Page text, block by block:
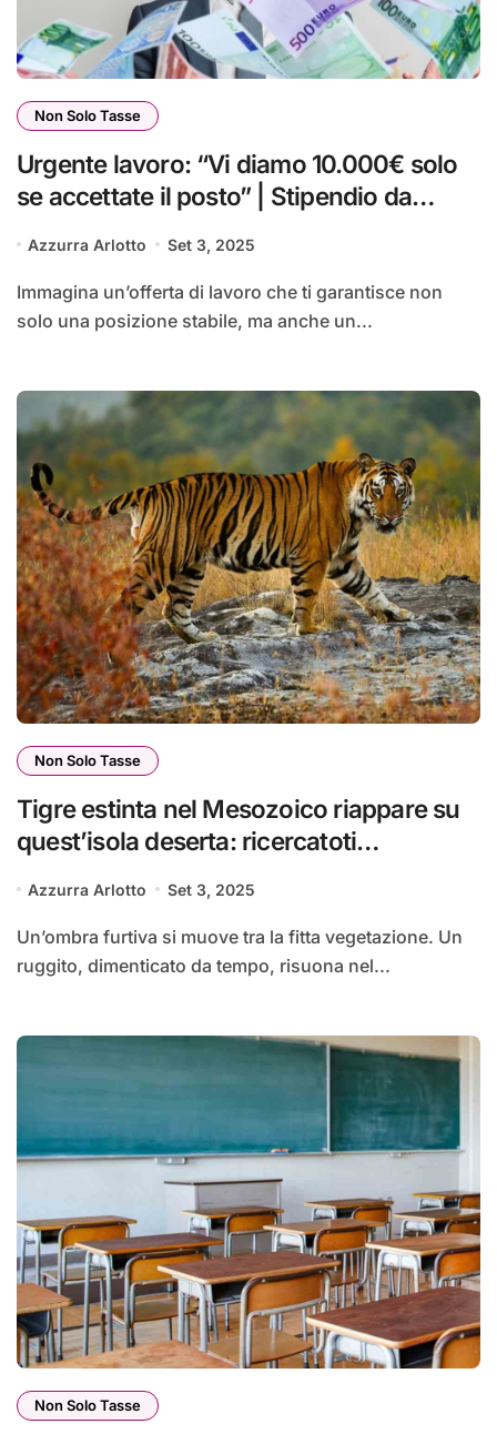
Non Solo Tasse
Urgente lavoro: “Vi diamo 10.000€ solo
se accettate il posto” | Stipendio da
Azzurra Arlotto Set 3, 2025
Immagina un’offerta di lavoro che ti garantisce non
solo una posizione stabile, ma anche un...
Non Solo Tasse
Tigre estinta nel Mesozoico riappare su
quest’isola deserta: ricercatoti
macchine”
Azzurra Arlotto Set 3, 2025
Un’ombra furtiva si muove tra la fitta vegetazione. Un
ruggito, dimenticato da tempo, risuona nel...
Non Solo Tasse